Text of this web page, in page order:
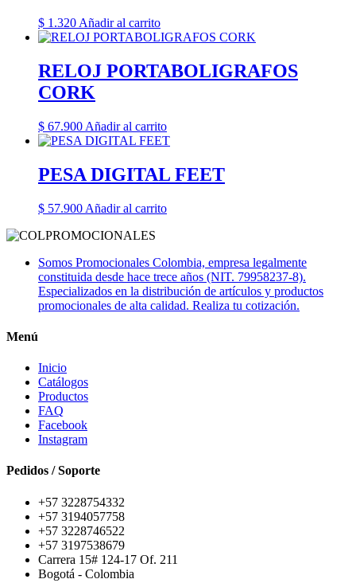
$ 1.320 Añadir al carrito
RELOJ PORTABOLIGRAFOS
CORK
$ 67.900 Añadir al carrito
PESA DIGITAL FEET
$ 57.900 Añadir al carrito
Somos Promocionales Colombia, empresa legalmente
constituida desde hace trece años (NIT. 79958237-8).
Especializados en la distribución de artículos y productos
promocionales de alta calidad. Realiza tu cotización.
Menú
Inicio
Catálogos
Productos
FAQ
Facebook
Instagram
Pedidos / Soporte
+57 3228754332
+57 3194057758
+57 3228746522
+57 3197538679
Carrera 15# 124-17 Of. 211
Bogotá - Colombia